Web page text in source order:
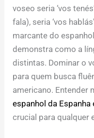
voseo seria ‘vos
fala), seria ‘vos
marcante do
demonstra como a
distintas. Dominar o
para quem busca
americano. Entender
espanhol da Espanha
crucial para qualquer